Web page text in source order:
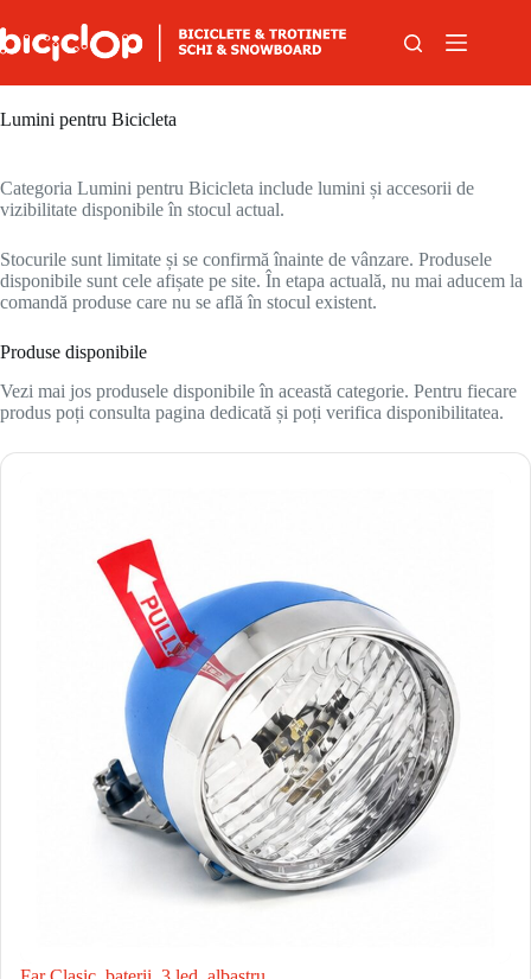
Lumini pentru Bicicleta
Categoria Lumini pentru Bicicleta include lumini și accesorii de
vizibilitate disponibile în stocul actual.
Stocurile sunt limitate și se confirmă înainte de vânzare. Produsele
disponibile sunt cele afișate pe site. În etapa actuală, nu mai aducem la
comandă produse care nu se află în stocul existent.
Produse disponibile
Vezi mai jos produsele disponibile în această categorie. Pentru fiecare
produs poți consulta pagina dedicată și poți verifica disponibilitatea.